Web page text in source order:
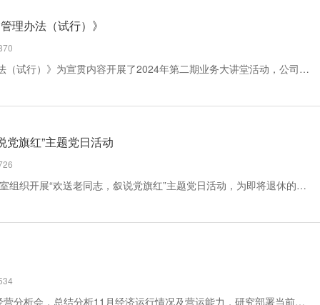
理办法（试行）》
1月31日，东鑫垣公司以《薪酬管理办法（试行）》为宣贯内容开展了2024年第二期业务大讲堂活动，公司领导及中层管理人员参加。大讲堂现场，人力资源部副经理张娇从职工薪酬社保、薪酬等级、福利政策、工会福利等多个方面进行了详细阐述，并结合实际案例，重点讲解了职工薪酬社...
党旗红”主题党日活动
近日，发电动力车间党支部在党员活动室组织开展“欢送老同志，叙说党旗红”主题党日活动，为即将退休的党员石小峰同志举行欢送仪式。这场“特殊”的主题党日，用“真心+暖心”为车间及支部营造出了浓厚的人文关怀氛围。党支部书记刘兆峰强调，弦歌不辍、薪火相传，我们要接好薪火相...
12月11日，东鑫垣公司组织召开11月经营分析会，总结分析11月经济运行情况及营运能力，研究部署当前重点工作和具体推进措施，要求以“找差距、理思路、明方向”工作主线，立足企业实际，创新工作方法，形成“抓落实、破难题、促发展”工作体系，为企业扭亏增盈实现高质量发展提供...